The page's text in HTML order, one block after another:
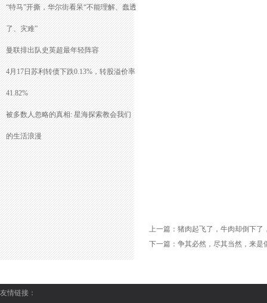
“特马”开撕，华尔街看呆“不能理解、蠢透
了、灾难”
曼联排出队史英超最年轻阵容
4月17日苏利转债下跌0.13%，转股溢价率
41.82%
被多数人忽略的真相: 星海探索教会我们
的生活浪漫
上一篇： 猪肉起飞了，牛肉却倒下了
下一篇： 争其必然，尽其当然，来是
友情链接：